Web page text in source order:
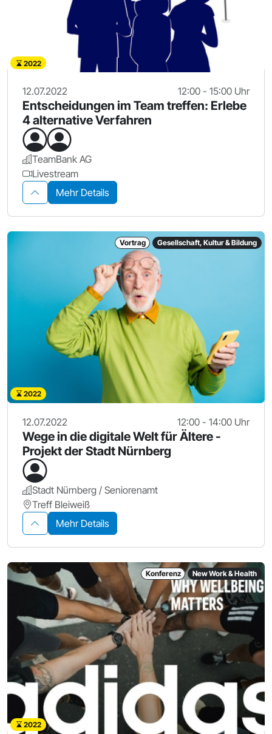
2022
12.07.2022 12:00 - 15:00 Uhr
Entscheidungen im Team treffen: Erlebe
4 alternative Verfahren
TeamBank AG
Livestream
Mehr Details
Vortrag Gesellschaft, Kultur & Bildung
2022
12.07.2022 12:00 - 14:00 Uhr
Wege in die digitale Welt für Ältere -
Projekt der Stadt Nürnberg
Stadt Nürnberg / Seniorenamt
Treff Bleiweiß
Mehr Details
Konferenz New Work & Health
2022